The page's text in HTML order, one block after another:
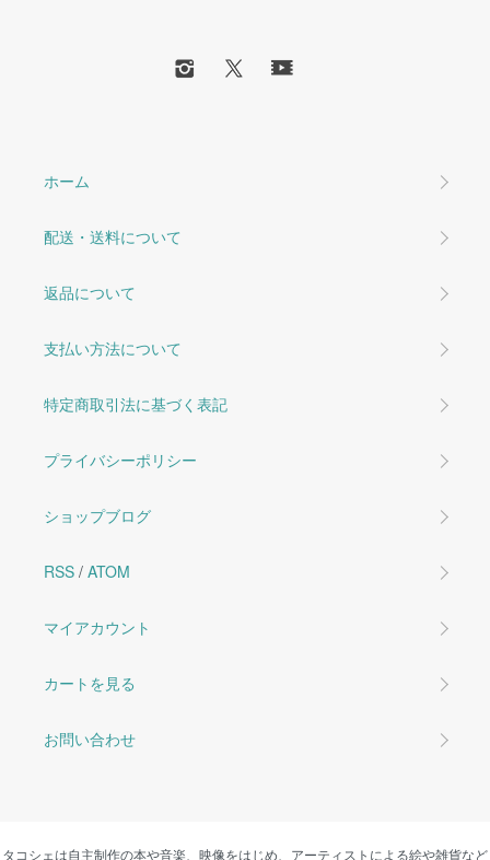
ホーム
配送・送料について
返品について
支払い方法について
特定商取引法に基づく表記
プライバシーポリシー
ショップブログ
RSS / ATOM
マイアカウント
カートを見る
お問い合わせ
タコシェは自主制作の本や音楽、映像をはじめ、アーティストによる絵や雑貨など